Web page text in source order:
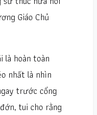
Giáo Chủ
là hoàn toàn
nhất là nhìn
trước cổng
tui cho rằng